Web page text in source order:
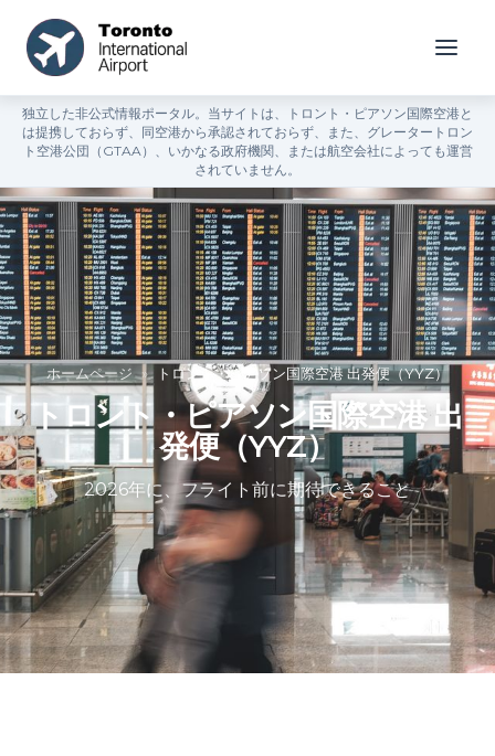
独立した非公式情報ポータル。当サイトは、トロント・ピアソン国際空港と
は提携しておらず、同空港から承認されておらず、また、グレータートロン
ト空港公団（GTAA）、いかなる政府機関、または航空会社によっても運営
されていません。
ホームページ » トロント・ピアソン国際空港 出発便（YYZ）
トロント・ピアソン国際空港 出
発便（YYZ）
2026年に、フライト前に期待できること